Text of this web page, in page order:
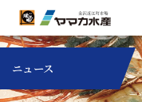
ニュース